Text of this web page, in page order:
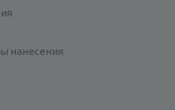
нанесения